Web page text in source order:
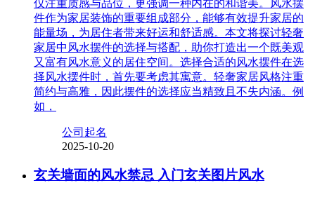
仅注重质感与品位，更强调一种内在的和谐美。风水摆
件作为家居装饰的重要组成部分，能够有效提升家居的
能量场，为居住者带来好运和舒适感。本文将探讨轻奢
家居中风水摆件的选择与搭配，助你打造出一个既美观
又富有风水意义的居住空间。选择合适的风水摆件在选
择风水摆件时，首先要考虑其寓意。轻奢家居风格注重
简约与高雅，因此摆件的选择应当精致且不失内涵。例
如，
公司起名
2025-10-20
玄关墙面的风水禁忌 入门玄关图片风水